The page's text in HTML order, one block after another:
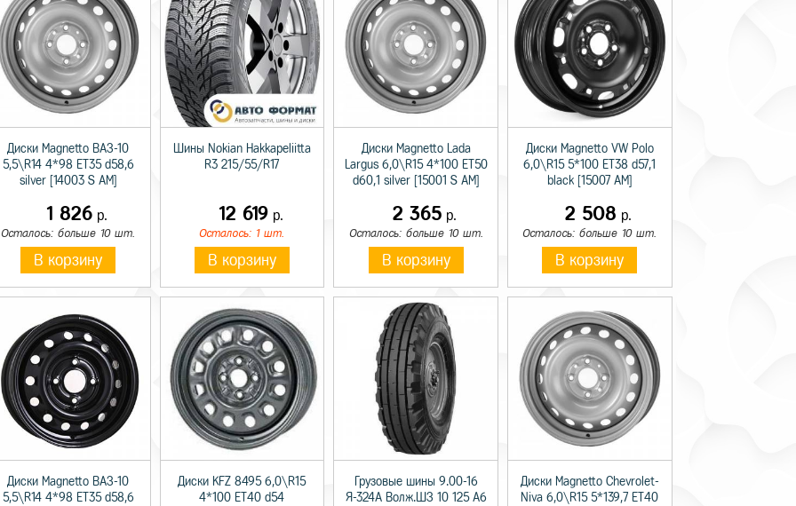
Диски Magnetto ВАЗ-10
5,5\R14 4*98 ET35 d58,6
silver [14003 S AM]
1 826 р.
Осталось: больше 10 шт.
В корзину
Шины Nokian Hakkapeliitta
R3 215/55/R17
12 619р.
Осталось: 1 шт.
В корзину
Диски Magnetto Lada
Largus 6,0\R15 4*100 ET50
d60,1 silver [15001 S AM]
2 365 р.
Осталось: больше 10 шт.
В корзину
Диски Magnetto VW Polo
6,0\R15 5*100 ET38 d57,1
black [15007 AM]
2 508 р.
Осталось: больше 10 шт.
В корзину
Диски Magnetto ВАЗ-10
5,5\R14 4*98 ET35 d58,6
Диски KFZ 8495 6,0\R15
4*100 ET40 d54
Грузовые шины 9.00-16
Я-324А Волж.ШЗ 10 125 A6
Диски Magnetto Chevrolet-
Niva 6,0\R15 5*139,7 ET40